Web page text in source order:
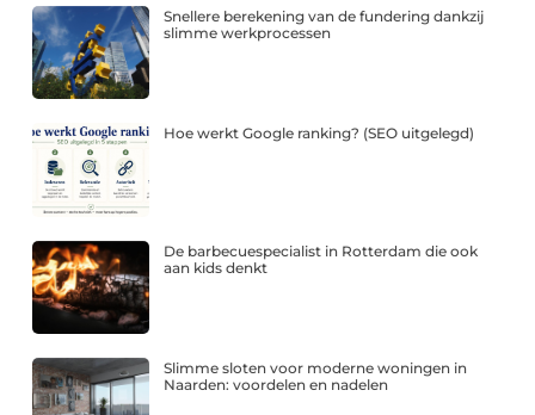
Snellere berekening van de fundering dankzij
slimme werkprocessen
Hoe werkt Google ranking? (SEO uitgelegd)
De barbecuespecialist in Rotterdam die ook
aan kids denkt
Slimme sloten voor moderne woningen in
Naarden: voordelen en nadelen